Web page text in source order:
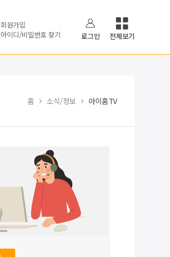
회원가입
아이디/비밀번호 찾기
로그인 전체보기
홈 소식/정보 아이홈TV